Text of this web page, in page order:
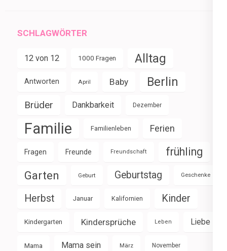
SCHLAGWÖRTER
12 von 12 1000 Fragen Alltag
Antworten April Baby Berlin
Brüder Dankbarkeit Dezember
Familie Familienleben Ferien
Fragen Freunde Freundschaft frühling
Garten Geburt Geburtstag Geschenke
Herbst Januar Kalifornien Kinder
Kindergarten Kindersprüche Leben Liebe
Mama Mama sein März November